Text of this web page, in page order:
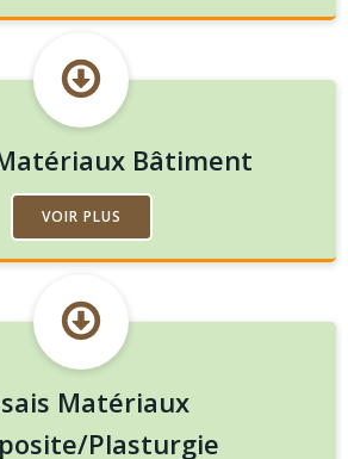
Bâtiment
VOIR PLUS
Matériaux
Plasturgie